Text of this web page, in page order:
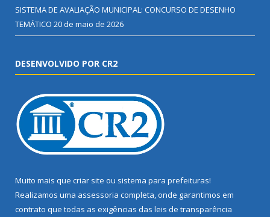
SISTEMA DE AVALIAÇÃO MUNICIPAL: CONCURSO DE DESENHO
TEMÁTICO 20 de maio de 2026
DESENVOLVIDO POR CR2
Muito mais que criar site ou sistema para prefeituras!
Realizamos uma assessoria completa, onde garantimos em
contrato que todas as exigências das leis de transparência